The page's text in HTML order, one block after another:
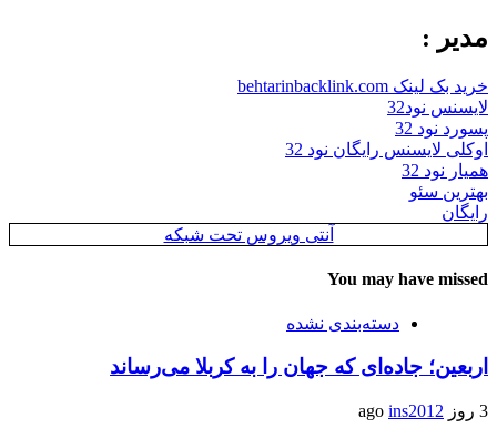
مدیر :
خرید بک لینک behtarinbacklink.com
لایسنس نود32
پسورد نود 32
اوکلی لایسنس رایگان نود 32
همیار نود 32
بهترین سئو
رایگان
آنتی ویروس تحت شبکه
You may have missed
دسته‌بندی نشده
اربعین؛ جاده‌ای که جهان را به کربلا می‌رساند
3 روز ago ins2012